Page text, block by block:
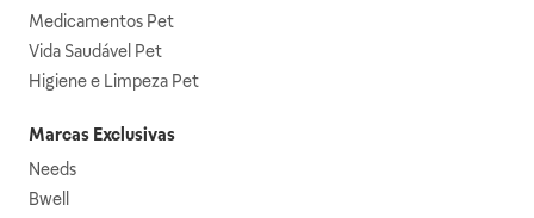
Medicamentos Pet
Vida Saudável Pet
Higiene e Limpeza Pet
Marcas Exclusivas
Needs
Bwell